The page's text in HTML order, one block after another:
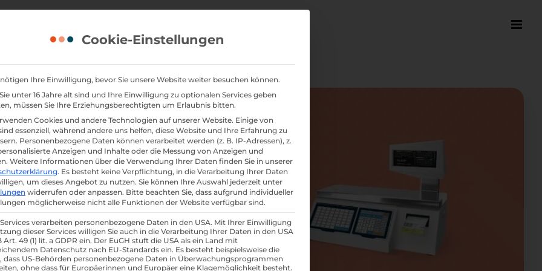
von
Teil 2
Cookie-Einstellungen
Ihre Einwilligung, bevor Sie unsere Website weiter besuchen können.
unter 16 Jahre alt sind und Ihre Einwilligung zu optionalen Services geben
müssen Sie Ihre Erziehungsberechtigten um Erlaubnis bitten.
Cookies und andere Technologien auf unserer Website. Einige von
essenziell, während andere uns helfen, diese Website und Ihre Erfahrung zu
Personenbezogene Daten können verarbeitet werden (z. B. IP-Adressen), z.
Anzeigen und Inhalte oder die Messung von Anzeigen und
Weitere Informationen über die Verwendung Ihrer Daten finden Sie in unserer
. Es besteht keine Verpflichtung, in die Verarbeitung Ihrer Daten
um dieses Angebot zu nutzen. Sie können Ihre Auswahl jederzeit unter
widerrufen oder anpassen. Bitte beachten Sie, dass aufgrund individueller
möglicherweise nicht alle Funktionen der Website verfügbar sind.
verarbeiten personenbezogene Daten in den USA. Mit Ihrer Einwilligung
dieser Services willigen Sie auch in die Verarbeitung Ihrer Daten in den USA
Art. 49 (1) lit. a GDPR ein. Der EuGH stuft die USA als ein Land mit
Datenschutz nach EU-Standards ein. Es besteht beispielsweise die
dass US-Behörden personenbezogene Daten in Überwachungsprogrammen
ohne dass für Europäerinnen und Europäer eine Klagemöglichkeit besteht.